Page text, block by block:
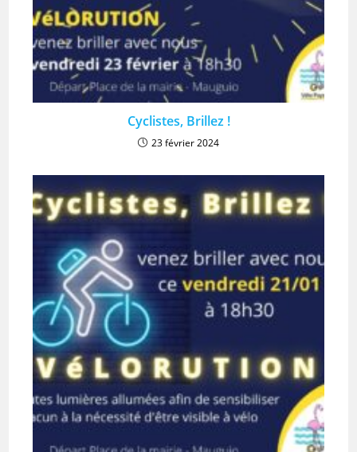
Cyclistes, Brillez !
23 février 2024